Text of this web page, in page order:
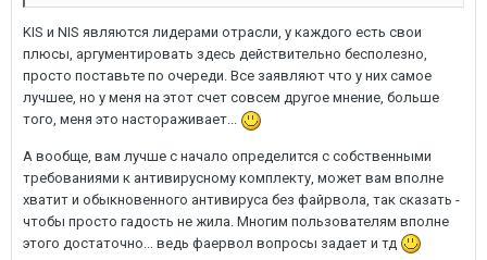
KIS и NIS являются лидерами отрасли, у каждого есть свои
плюсы, аргументировать здесь действительно бесполезно,
просто поставьте по очереди. Все заявляют что у них самое
лучшее, но у меня на этот счет совсем другое мнение, больше
того, меня это настораживает...
А вообще, вам лучше с начало определится с собственными
требованиями к антивирусному комплекту, может вам вполне
хватит и обыкновенного антивируса без файрвола, так сказать -
чтобы просто гадость не жила. Многим пользователям вполне
этого достаточно... ведь фаервол вопросы задает и тд